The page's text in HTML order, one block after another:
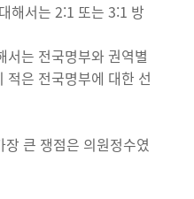
해서는 2:1 또는 3:1 방
는 전국명부와 권역별
적은 전국명부에 대한 선
큰 쟁점은 의원정수였